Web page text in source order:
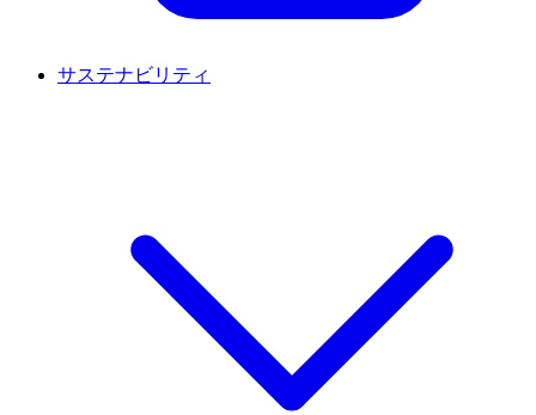
サステナビリティ